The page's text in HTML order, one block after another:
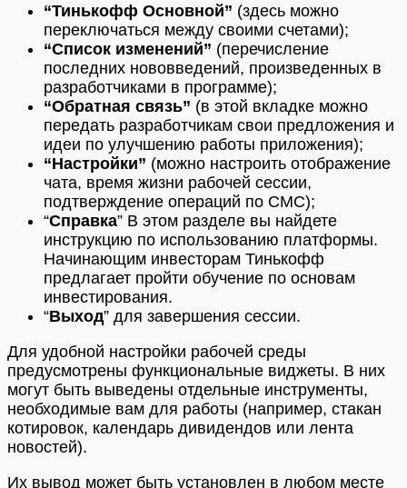
“Тинькофф Основной” (здесь можно
переключаться между своими счетами);
“Список изменений” (перечисление
последних нововведений, произведенных в
разработчиками в программе);
“Обратная связь” (в этой вкладке можно
передать разработчикам свои предложения и
идеи по улучшению работы приложения);
“Настройки” (можно настроить отображение
чата, время жизни рабочей сессии,
подтверждение операций по СМС);
“Справка” В этом разделе вы найдете
инструкцию по использованию платформы.
Начинающим инвесторам Тинькофф
предлагает пройти обучение по основам
инвестирования.
“Выход” для завершения сессии.
Для удобной настройки рабочей среды
предусмотрены функциональные виджеты. В них
могут быть выведены отдельные инструменты,
необходимые вам для работы (например, стакан
котировок, календарь дивидендов или лента
новостей).
Их вывод может быть установлен в любом месте